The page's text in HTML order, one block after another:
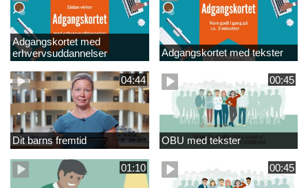
Adgangskortet med
erhvervsuddannelser
Adgangskortet med tekster
04:44
Dit barns fremtid
00:45
OBU med tekster
01:10 00:45